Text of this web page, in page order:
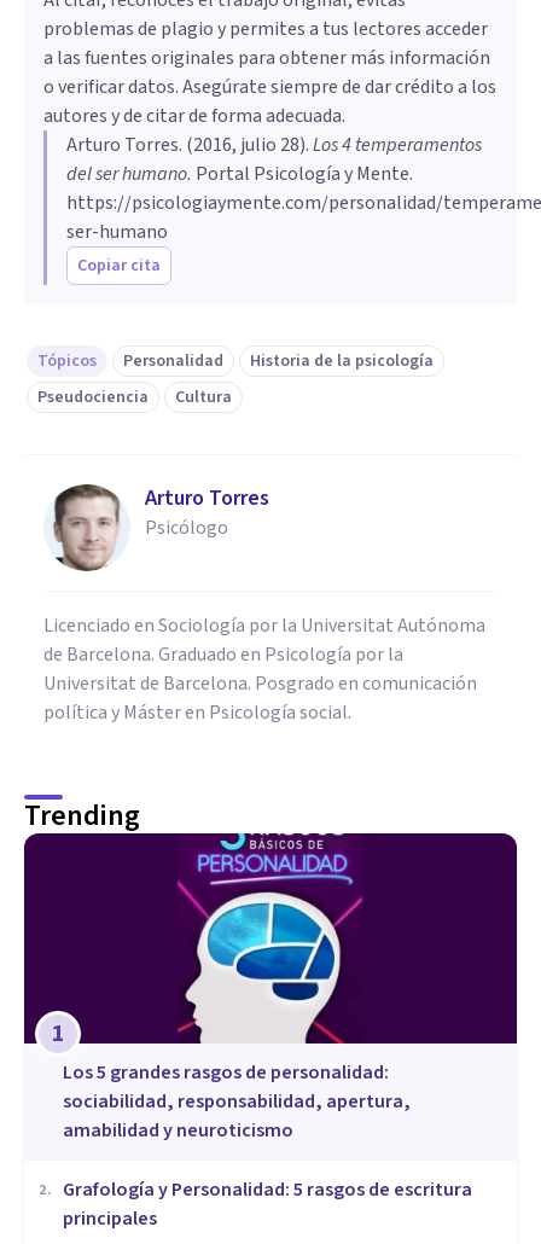
Emocionalmente sensibles, creativas,
introvertidas, abnegadas y perfeccionistas,
con humor variable y propensión a la tristeza.
Su elemento es la tierra.
posteriormente por Galeno.
enfoque racional. Valoran la exactitud, rara
vez se enfadan, no expresan mucho sus
emociones, pueden parecer frías, suelen ser
tímidas y evitan ser el centro de atención o
ejercer liderazgo. Elemento asociado: agua.
-Temperamento colérico:Personas
enérgicas, proactivas e independientes.
Siempre están activas, defienden sus
opiniones, confían en su criterio, no temen
liderazgo. Un temperamento extremo puede
generar conflictos. Elemento asociado: fuego.
-Temperamento melancólico:
introvertidas, abnegadas y perfeccionistas.
Prefieren tareas que requieren esfuerzo,
tienen dificultades para comenzar proyectos
debido a su perfeccionismo e inseguridad, su
tristeza. Elemento asociado: tierra.
diferentes temperamentos es muy ambiguo.
Además, en la época de Galeno la psicología
como ciencia no existía y los conceptos eran
poco definidos, lo que hace difícil justificar la
unión de ciertos rasgos dentro de un mismo
temperamento.
problemas de plagio y permites a tus lectores acceder
a las fuentes originales para obtener más información
o verificar datos. Asegúrate siempre de dar crédito a los
autores y de citar de forma adecuada.
Arturo Torres. (2016, julio 28).Los 4 temperamentos
del ser humano. Portal Psicología y Mente.
https://psicologiaymente.com/personalidad/
ser-humano
Copiar cita
Tópicos Personalidad
Historia de la psicología
Pseudociencia
Cultura
Arturo Torres
Psicólogo
Licenciado en Sociología por la Universitat Autónoma
de Barcelona. Graduado en Psicología por la
Universitat de Barcelona. Posgrado en comunicación
política y Máster en Psicología social.
Trending
1
Los 5 grandes rasgos de personalidad:
sociabilidad, responsabilidad, apertura,
amabilidad y neuroticismo
2.
Grafología y Personalidad: 5 rasgos de escritura
principales